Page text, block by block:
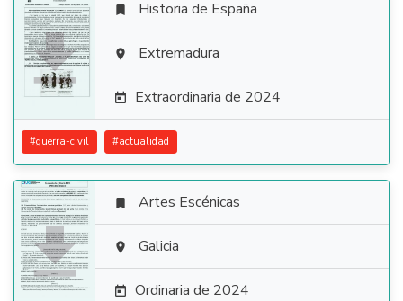

 Historia de España
 Extremadura
 Extraordinaria de 2024
#guerra-civil #actualidad

 Artes Escénicas
 Galicia
 Ordinaria de 2024